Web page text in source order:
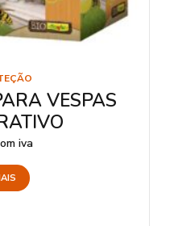
VESPAS
iva